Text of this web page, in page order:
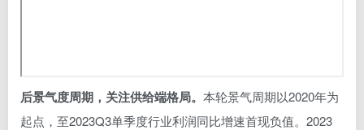
后景气度周期，关注供给端格局。 本轮景气周期以2020年为
起点，至2023Q3单季度行业利润同比增速首现负值。2023